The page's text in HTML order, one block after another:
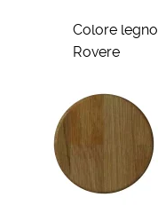
Colore legno
Rovere